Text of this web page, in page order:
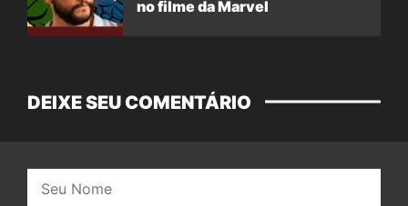
no filme da Marvel
DEIXE SEU COMENTÁRIO